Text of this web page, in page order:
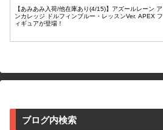
【あみあみ入荷/他在庫あり(4/15)】アズールレーン ア
ンカレッジ ドルフィンブルー・レッスンVer. APEX フ
ィギュアが登場！
ブログ内検索